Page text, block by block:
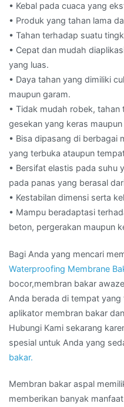
• Kebal pada cuaca yang
• Produk yang tahan lama
• Tahan terhadap suatu
• Cepat dan mudah
yang luas.
• Daya tahan yang dimiliki
maupun garam.
• Tidak mudah robek, tahan
gesekan yang keras maupun
• Bisa dipasang di berbagai
yang terbuka ataupun
• Bersifat elastis pada suhu
pada panas yang berasal
• Kestabilan dimensi serta
• Mampu beradaptasi
beton, pergerakan maupun
Bagi Anda yang mencari
Waterproofing Membrane
bocor,membran bakar
Anda berada di tempat yang
aplikator membran bakar
Hubungi Kami sekarang
spesial untuk Anda yang
bakar.
Membran bakar aspal
memberikan banyak